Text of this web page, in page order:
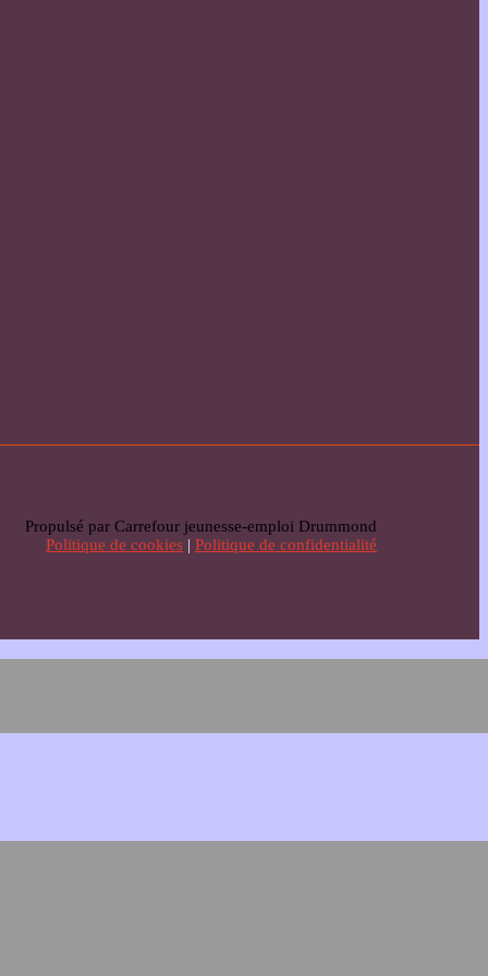
Propulsé par Carrefour jeunesse-emploi Drummond
Politique de cookies | Politique de confidentialité